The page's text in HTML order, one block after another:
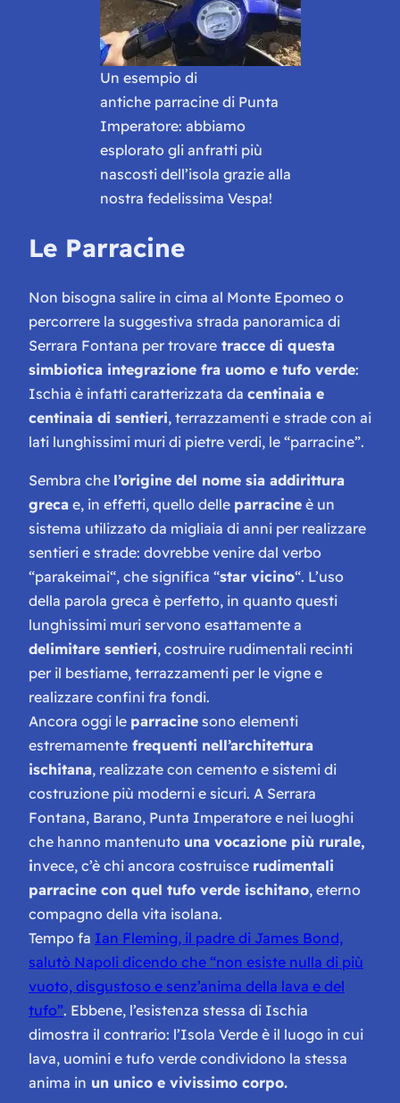
Un esempio di
antiche parracine di Punta
Imperatore: abbiamo
esplorato gli anfratti più
nascosti dell’isola grazie alla
nostra fedelissima Vespa!
Le Parracine
Non bisogna salire in cima al Monte Epomeo o
percorrere la suggestiva strada panoramica di
Serrara Fontana per trovare tracce di questa
simbiotica integrazione fra uomo e tufo verde:
Ischia è infatti caratterizzata da centinaia e
centinaia di sentieri, terrazzamenti e strade con ai
lati lunghissimi muri di pietre verdi, le “parracine”.
Sembra che l’origine del nome sia addirittura
greca e, in effetti, quello delle parracine è un
sistema utilizzato da migliaia di anni per realizzare
sentieri e strade: dovrebbe venire dal verbo
“parakeimai“, che significa “star vicino“. L’uso
della parola greca è perfetto, in quanto questi
lunghissimi muri servono esattamente a
delimitare sentieri, costruire rudimentali recinti
per il bestiame, terrazzamenti per le vigne e
realizzare confini fra fondi.
Ancora oggi le parracine sono elementi
estremamente frequenti nell’architettura
ischitana, realizzate con cemento e sistemi di
costruzione più moderni e sicuri. A Serrara
Fontana, Barano, Punta Imperatore e nei luoghi
che hanno mantenuto una vocazione più rurale,
invece, c’è chi ancora costruisce rudimentali
parracine con quel tufo verde ischitano, eterno
compagno della vita isolana.
Tempo fa Ian Fleming, il padre di James Bond,
salutò Napoli dicendo che “non esiste nulla di più
vuoto, disgustoso e senz’anima della lava e del
tufo”. Ebbene, l’esistenza stessa di Ischia
dimostra il contrario: l’Isola Verde è il luogo in cui
lava, uomini e tufo verde condividono la stessa
anima in un unico e vivissimo corpo.